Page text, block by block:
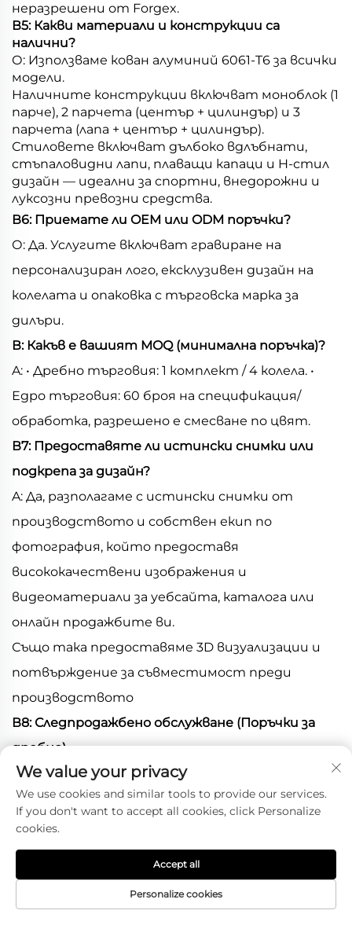
неразрешени от Forgex.
В5: Какви материали и конструкции са
налични?
О: Използваме кован алуминий 6061-T6 за всички
модели.
Наличните конструкции включват моноблок (1
парче), 2 парчета (център + цилиндър) и 3
парчета (лапа + център + цилиндър).
Стиловете включват дълбоко вдлъбнати,
стъпаловидни лапи, плаващи капаци и H-стил
дизайн — идеални за спортни, внедорожни и
луксозни превозни средства.
В6: Приемате ли OEM или ODM поръчки?
О: Да. Услугите включват гравиране на
персонализиран лого, ексклузивен дизайн на
колелата и опаковка с търговска марка за
дилъри.
В: Какъв е вашият MOQ (минимална поръчка)?
A: • Дребно търговия: 1 комплект / 4 колела. •
Едро търговия: 60 броя на спецификация/
обработка, разрешено е смесване по цвят.
В7: Предоставяте ли истински снимки или
подкрепа за дизайн?
A: Да, разполагаме с истински снимки от
производството и собствен екип по
фотография, който предоставя
висококачествени изображения и
видеоматериали за уебсайта, каталога или
онлайн продажбите ви.
Също така предоставяме 3D визуализации и
потвърждение за съвместимост преди
производството
В8: Следпродажбено обслужване (Поръчки за
дребно)
* Гаранция: Гаранция за конструкция – 3 години
при нормална употреба на пътя.
* Искове в рамките на 7 дни: В рамките на 7
дни след доставка можете да подадете заявка
за връщане/възстановяване чрез Alibaba при
сериозни проблеми с качеството или
We value your privacy
We use cookies and similar tools to provide our services.
If you don't want to accept all cookies, click Personalize
cookies.
Personalize cookies
Accept all